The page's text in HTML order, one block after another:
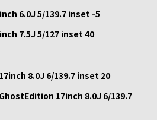
6.0J 5/139.7 inset -5
7.5J 5/127 inset 40
8.0J 6/139.7 inset 20
17inch 8.0J 6/139.7